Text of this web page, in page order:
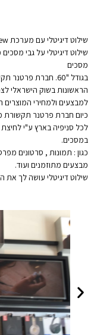
שילוט דיגיטלי עם מערכת Masterview בסניפי חברת פרטנר תקשורת בכל הארץ.
מסכים
בגודל "60. חברת פרטנר תקשורת לקחה על עצמה להיות מבין החברות
הראשונות בשוק הישראלי
למבצעים ולמחירי
כיום חברת פרטנר תקשורת
לכל סניפיה בארץ ע"י
במסכים.
כגון : תמונות , סרטונים
מבצעים מתוזמנים ועוד.
שילוט דיגיטלי עושה לך את